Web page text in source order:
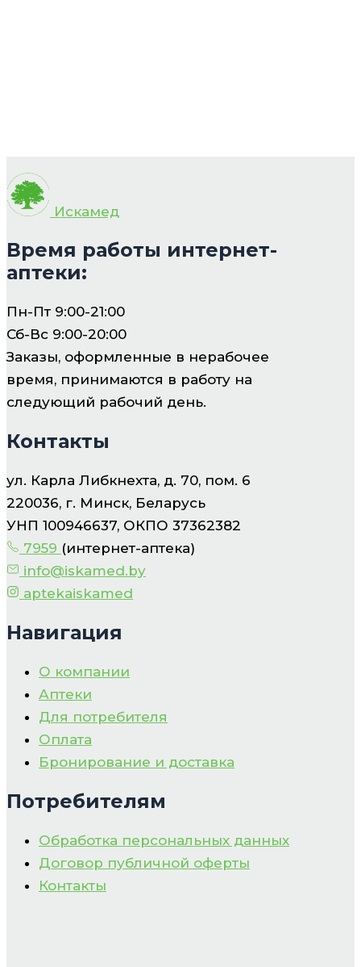
Искамед
Время работы интернет-
аптеки:
Пн-Пт 9:00-21:00
Сб-Вс 9:00-20:00
Заказы, оформленные в нерабочее
время, принимаются в работу на
следующий рабочий день.
Контакты
ул. Карла Либкнехта, д. 70, пом. 6
220036, г. Минск, Беларусь
УНП 100946637, ОКПО 37362382
7959 (интернет-аптека)
info@iskamed.by
aptekaiskamed
Навигация
О компании
Аптеки
Для потребителя
Оплата
Бронирование и доставка
Потребителям
Обработка персональных данных
Договор публичной оферты
Контакты